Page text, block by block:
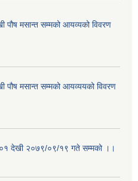
मसान्त सम्मको आयव्यको विवरण
मसान्त सम्मको आयव्ययको विवरण
देखी २०७९/०९/१९ गते सम्मको ।।